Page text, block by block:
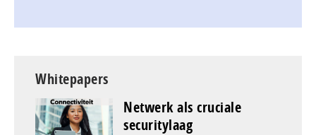
Whitepapers
Netwerk als cruciale
securitylaag